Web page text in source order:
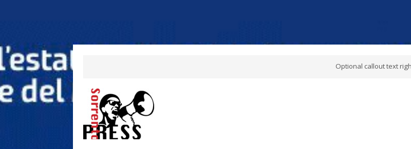
Optional callout text